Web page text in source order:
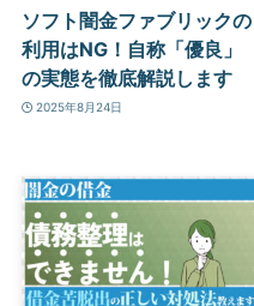
ソフト闇金ファブリックの
利用はNG！自称「優良」
の実態を徹底解説します
2025年8月24日